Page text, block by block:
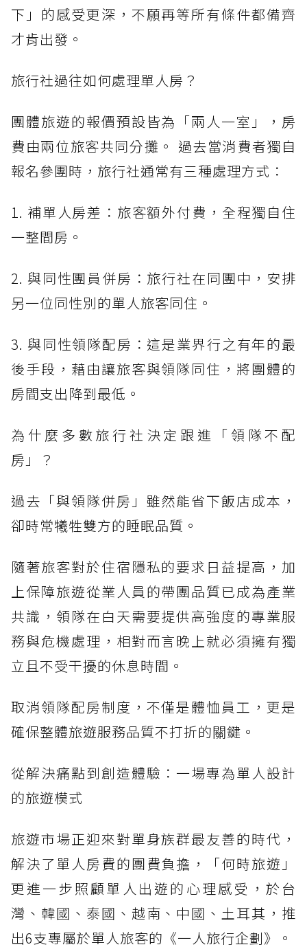
下」的感受更深，不願再等所有條件都備齊
才肯出發。
旅行社過往如何處理單人房？
團體旅遊的報價預設皆為「兩人一室」，房
費由兩位旅客共同分攤。 過去當消費者獨自
報名參團時，旅行社通常有三種處理方式：
1. 補單人房差：旅客額外付費，全程獨自住
一整間房。
2. 與同性團員併房：旅行社在同團中，安排
另一位同性別的單人旅客同住。
3. 與同性領隊配房：這是業界行之有年的最
後手段，藉由讓旅客與領隊同住，將團體的
房間支出降到最低。
為什麼多數旅行社決定跟進「領隊不配
房」？
過去「與領隊併房」雖然能省下飯店成本，
卻時常犧牲雙方的睡眠品質。
隨著旅客對於住宿隱私的要求日益提高，加
上保障旅遊從業人員的帶團品質已成為產業
共識，領隊在白天需要提供高強度的專業服
務與危機處理，相對而言晚上就必須擁有獨
立且不受干擾的休息時間。
取消領隊配房制度，不僅是體恤員工，更是
確保整體旅遊服務品質不打折的關鍵。
從解決痛點到創造體驗：一場專為單人設計
的旅遊模式
旅遊市場正迎來對單身族群最友善的時代，
解決了單人房費的團費負擔，「何時旅遊」
更進一步照顧單人出遊的心理感受，於台
灣、韓國、泰國、越南、中國、土耳其，推
出6支專屬於單人旅客的《一人旅行企劃》。